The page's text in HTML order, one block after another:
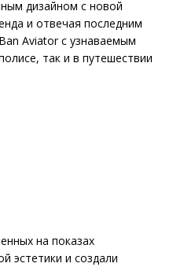
дизайном с новой
и отвечая последним
Aviator с узнаваемым
так и в путешествии
на показах
эстетики и создали